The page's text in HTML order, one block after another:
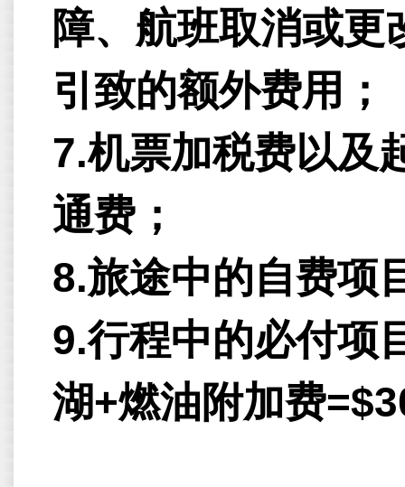
障、航班取消或
引致的额外费用；
7.机票加税费以及
通费；
8.旅途中的自费项
9.行程中的必付项
湖+燃油附加费